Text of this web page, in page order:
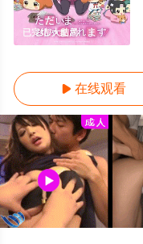
已完结/大结局
 在线观看